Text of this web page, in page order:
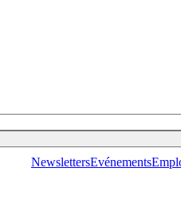
NewslettersEvénements